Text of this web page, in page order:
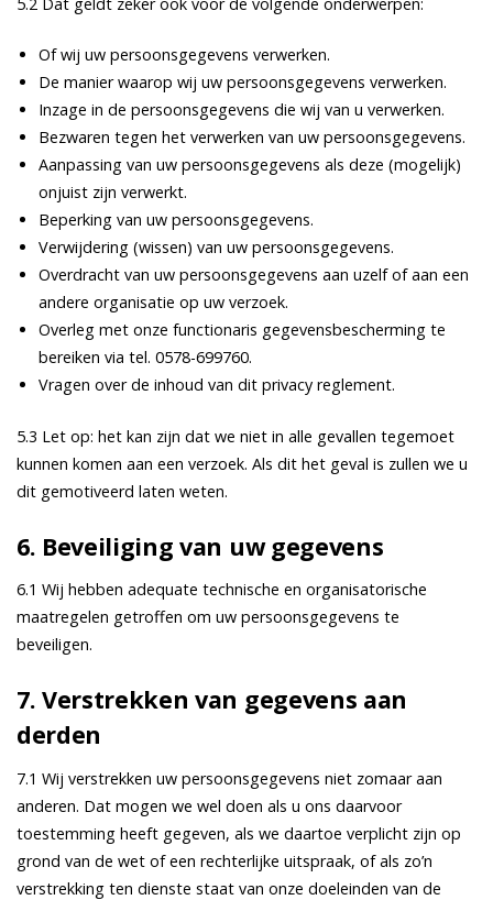
Of wij uw persoonsgegevens verwerken.
De manier waarop wij uw persoonsgegevens verwerken.
Inzage in de persoonsgegevens die wij van u verwerken.
Bezwaren tegen het verwerken van uw persoonsgegevens.
Aanpassing van uw persoonsgegevens als deze (mogelijk)
onjuist zijn verwerkt.
Beperking van uw persoonsgegevens.
Verwijdering (wissen) van uw persoonsgegevens.
Overdracht van uw persoonsgegevens aan uzelf of aan een
andere organisatie op uw verzoek.
Overleg met onze functionaris gegevensbescherming te
bereiken via tel. 0578-699760.
Vragen over de inhoud van dit privacy reglement.
5.3 Let op: het kan zijn dat we niet in alle gevallen tegemoet
kunnen komen aan een verzoek. Als dit het geval is zullen we u
dit gemotiveerd laten weten.
6. Beveiliging van uw gegevens
6.1 Wij hebben adequate technische en organisatorische
maatregelen getroffen om uw persoonsgegevens te
beveiligen.
7. Verstrekken van gegevens aan
derden
7.1 Wij verstrekken uw persoonsgegevens niet zomaar aan
anderen. Dat mogen we wel doen als u ons daarvoor
toestemming heeft gegeven, als we daartoe verplicht zijn op
grond van de wet of een rechterlijke uitspraak, of als zo’n
verstrekking ten dienste staat van onze doeleinden van de